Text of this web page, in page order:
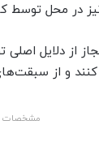
در محل توسط
از دلایل اصلی
کنند و از
مشخصات